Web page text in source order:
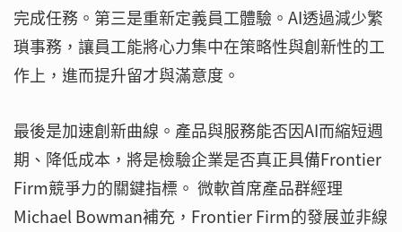
完成任務。第三是重新定義員工體驗。AI透過減少繁
瑣事務，讓員工能將心力集中在策略性與創新性的工
作上，進而提升留才與滿意度。
最後是加速創新曲線。產品與服務能否因AI而縮短週
期、降低成本，將是檢驗企業是否真正具備Frontier
Firm競爭力的關鍵指標。 微軟首席產品群經理
Michael Bowman補充，Frontier Firm的發展並非線